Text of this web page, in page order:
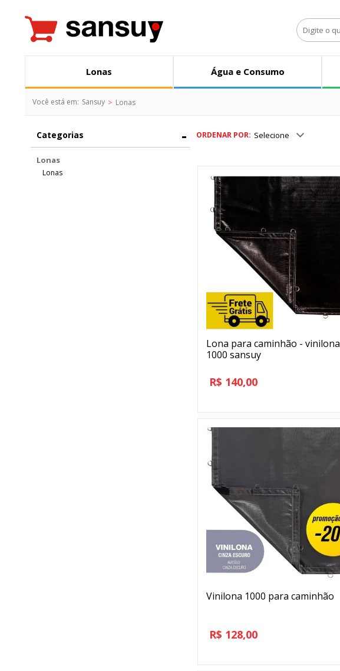
Lonas Água e Consumo
Você está em: Sansuy Lonas
Categorias
Lonas
Lonas
ORDENAR POR: Selecione
Lona para caminhão - vinilona
1000 sansuy
R$ 140,00
Vinilona 1000 para caminhão
R$ 128,00